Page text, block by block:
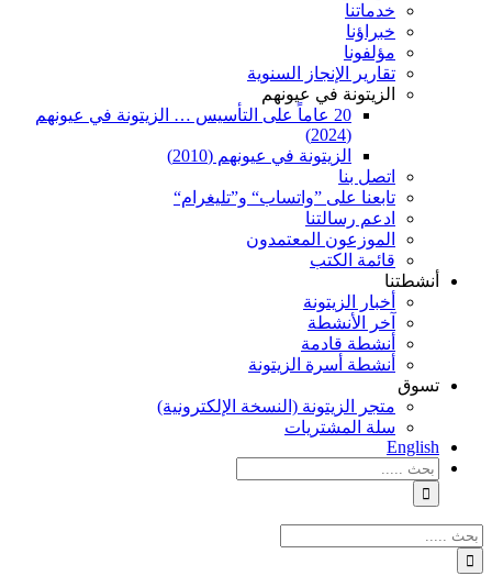
خدماتنا
خبراؤنا
مؤلفونا
تقارير الإنجاز السنوية
الزيتونة في عيونهم
20 عاماً على التأسيس … الزيتونة في عيونهم
(2024)
الزيتونة في عيونهم (2010)
اتصل بنا
تابعنا على ”واتساب“ و”تليغرام“
ادعم رسالتنا
الموزعون المعتمدون
قائمة الكتب
أنشطتنا
أخبار الزيتونة
آخر الأنشطة
أنشطة قادمة
أنشطة أسرة الزيتونة
تسوق
متجر الزيتونة (النسخة الإلكترونية)
سلة المشتريات
English
نتائج
البحث
بالنسبة
الي
:
نتائج
البحث
بالنسبة